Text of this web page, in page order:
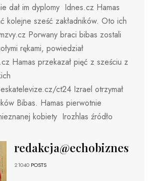
dał im dyplomy Idnes.cz Hamas
kolejne sześć zakładników. Oto ich
Porwany braci bibas zostali
rękami, powiedział
Hamas przekazał pięć z sześciu z
ct24 Izrael otrzymał
Bibas. Hamas pierwotnie
kobiety Irozhlas źródło
redakcja@echobiznesu.pl
21040 POSTS